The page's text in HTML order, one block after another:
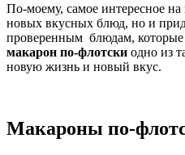
По-моему, самое интересное на
новых вкусных блюд, но и
проверенным блюдам,
макарон по-флотски одно из
новую жизнь и новый вкус.
Макароны по-